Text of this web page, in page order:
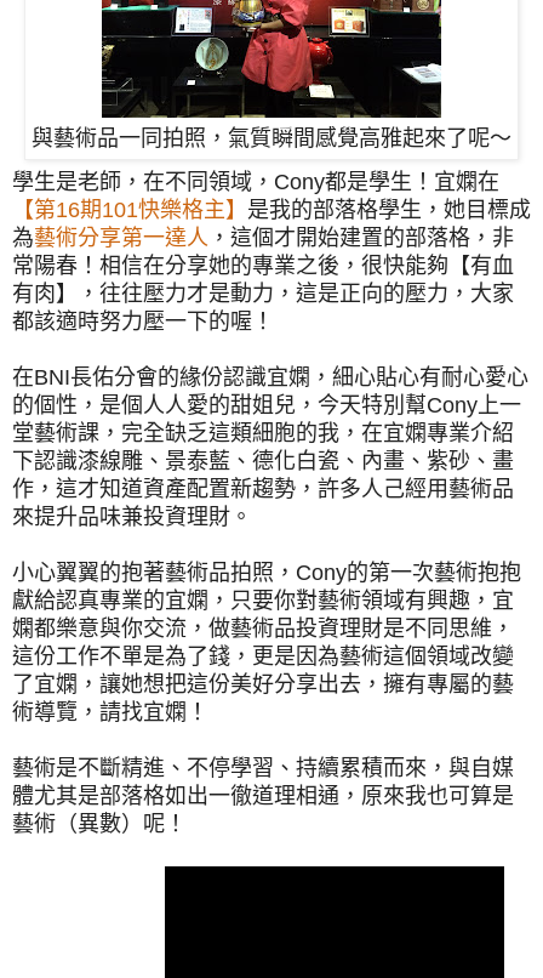
與藝術品一同拍照，氣質瞬間感覺高雅起來了呢～
學生是老師，在不同領域，Cony都是學生！宜嫻在
【第16期101快樂格主】 是我的部落格學生，她目標成
為藝術分享第一達人 ，這個才開始建置的部落格，非
常陽春！相信在分享她的專業之後，很快能夠【有血
有肉】，往往壓力才是動力，這是正向的壓力，大家
都該適時努力壓一下的喔！
在BNI長佑分會的緣份認識宜嫻，細心貼心有耐心愛心
的個性，是個人人愛的甜姐兒，今天特別幫Cony上一
堂藝術課，完全缺乏這類細胞的我，在宜嫻專業介紹
下認識漆線雕、景泰藍、德化白瓷、內畫、紫砂、畫
作，這才知道資產配置新趨勢，許多人己經用藝術品
來提升品味兼投資理財。
小心翼翼的抱著藝術品拍照，Cony的第一次藝術抱抱
獻給認真專業的宜嫻，只要你對藝術領域有興趣，宜
嫻都樂意與你交流，做藝術品投資理財是不同思維，
這份工作不單是為了錢，更是因為藝術這個領域改變
了宜嫻，讓她想把這份美好分享出去，擁有專屬的藝
術導覽，請找宜嫻！
藝術是不斷精進、不停學習、持續累積而來，與自媒
體尤其是部落格如出一徹道理相通，原來我也可算是
藝術（異數）呢！